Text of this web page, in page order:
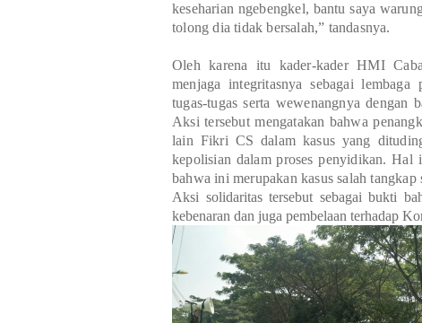
keseharian ngebengkel, bantu saya
tolong dia tidak bersalah,” tandasnya.
Oleh karena itu kader-kader HMI
menjaga integritasnya sebagai
tugas-tugas serta wewenangnya
Aksi tersebut mengatakan bahwa
lain Fikri CS dalam kasus yang
kepolisian dalam proses penyidikan.
bahwa ini merupakan kasus salah
Aksi solidaritas tersebut sebagai bukti
kebenaran dan juga pembelaan terhadap